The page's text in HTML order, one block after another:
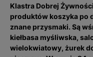
Klastra Dobrej
produktów koszyka po
znane przysmaki. Są
kiełbasa myśliwska,
wielokwiatowy, żurek